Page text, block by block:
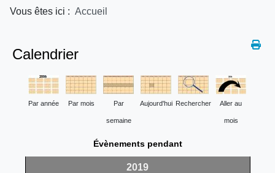
Vous êtes ici : Accueil
Calendrier
Par année Par mois Par
semaine
Aujourd'hui Rechercher Aller au
mois
Évènements pendant
2019